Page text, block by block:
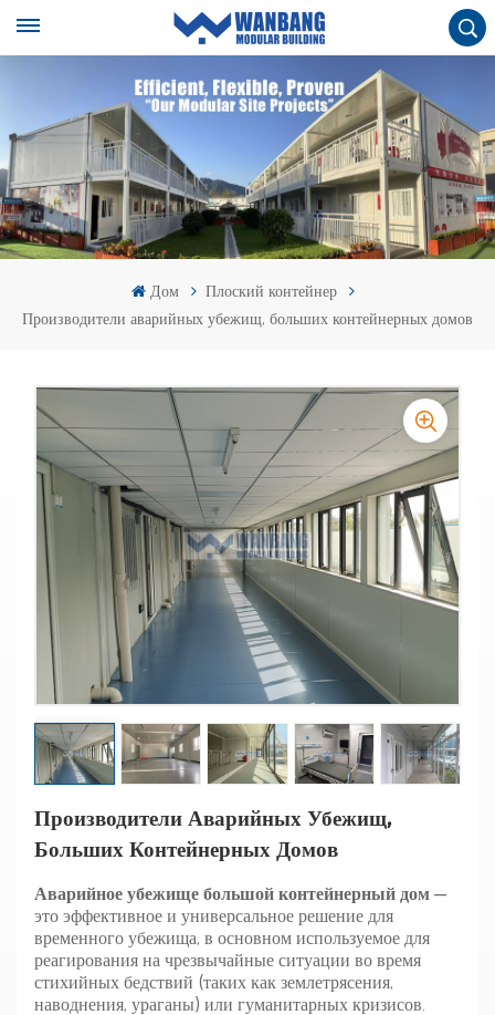
Дом
Плоский контейнер
Производители аварийных убежищ, больших контейнерных домов
Производители Аварийных Убежищ,
Больших Контейнерных Домов
Аварийное убежище большой контейнерный дом —
это эффективное и универсальное решение для
временного убежища, в основном используемое для
реагирования на чрезвычайные ситуации во время
стихийных бедствий (таких как землетрясения,
наводнения, ураганы) или гуманитарных кризисов.